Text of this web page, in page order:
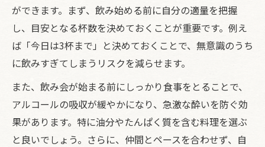
ができます。まず、飲み始める前に自分の適量を把握
し、目安となる杯数を決めておくことが重要です。例え
ば「今日は3杯まで」と決めておくことで、無意識のうち
に飲みすぎてしまうリスクを減らせます。
また、飲み会が始まる前にしっかり食事をとることで、
アルコールの吸収が緩やかになり、急激な酔いを防ぐ効
果があります。特に油分やたんぱく質を含む料理を選ぶ
と良いでしょう。さらに、仲間とペースを合わせず、自